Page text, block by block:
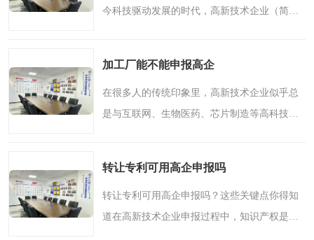
今科技驱动发展的时代，高新技术企业（简
途径。许多企业..
加工厂能不能申报高企
在很多人的传统印象里，高新技术企业似乎总
是与互联网、生物医药、芯片制造等高科技行
术”四个字沾不上..
转让专利可用高企申报吗
转让专利可用高企申报吗？这些关键点你得知
道在高新技术企业申报过程中，知识产权是核